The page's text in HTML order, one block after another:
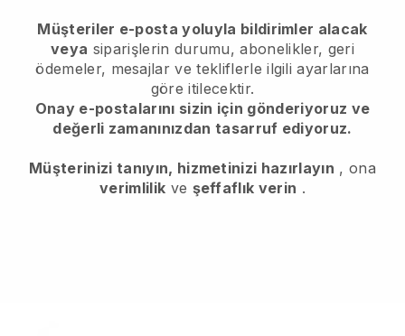
Müşteriler e-posta yoluyla bildirimler alacak
veya siparişlerin durumu, abonelikler, geri
ödemeler, mesajlar ve tekliflerle ilgili ayarlarına
göre itilecektir.
Onay e-postalarını sizin için gönderiyoruz ve
değerli zamanınızdan tasarruf ediyoruz.
Müşterinizi tanıyın, hizmetinizi hazırlayın , ona
verimlilik ve şeffaflık verin .